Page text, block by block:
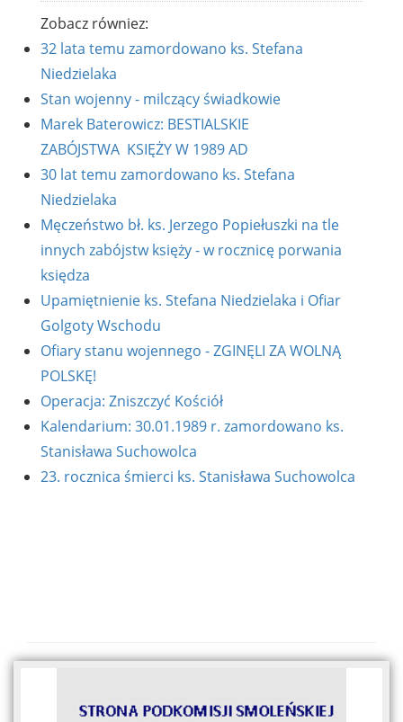
Zobacz równiez:
32 lata temu zamordowano ks. Stefana
Niedzielaka
Stan wojenny - milczący świadkowie
Marek Baterowicz: BESTIALSKIE
ZABÓJSTWA KSIĘŻY W 1989 AD
30 lat temu zamordowano ks. Stefana
Niedzielaka
Męczeństwo bł. ks. Jerzego Popiełuszki na tle
innych zabójstw księży - w rocznicę porwania
księdza
Upamiętnienie ks. Stefana Niedzielaka i Ofiar
Golgoty Wschodu
Ofiary stanu wojennego - ZGINĘLI ZA WOLNĄ
POLSKĘ!
Operacja: Zniszczyć Kościół
Kalendarium: 30.01.1989 r. zamordowano ks.
Stanisława Suchowolca
23. rocznica śmierci ks. Stanisława Suchowolca